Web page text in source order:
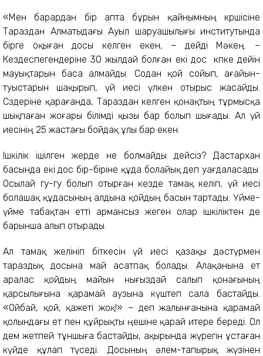
«Мен барардан бір апта бұрын қайнымның көршісіне
Тараздан Алматыдағы Ауыл шаруашылығы институтында
бірге оқыған досы келген екен, – дейді Мәкең. –
Кездеспегендеріне 30 жылдай болған екі дос көпке дейін
мауықтарын баса алмайды. Содан қой сойып, ағайын-
туыстарын шақырып, үй иесі үлкен отырыс жасайды.
Сөздеріне қарағанда, Тараздан келген қонақтың тұрмысқа
шықпаған жоғары білімді қызы бар болып шығады. Ал үй
иесінің 25 жастағы бойдақ ұлы бар екен.
Ішкілік ішілген жерде не болмайды дейсіз? Дастархан
басында екі дос бір-біріне құда болайық деп уағдаласады.
Осылай гу-гу болып отырған кезде тамақ келіп, үй иесі
болашақ құдасының алдына қойдың басын тартады. Үйме-
үйме табақтан етті армансыз жеген олар ішкіліктен де
барынша алып отырады.
Ал тамақ желініп біткесін үй иесі қазақы дәстүр­мен
тараздық досына май асатпақ болады. Алақанына ет
аралас қойдың майын нығыздай салып қонағының
қарсылығына қарамай аузына күштеп сала бастайды.
«Ойбай, қой, қажеті жоқ!» – деп жалынғанына қарамай
қолындағы ет пен құйрықты өңешіне қарай итере береді. Ол
дем жетпей тұншыға бастайды, ақырында жүрегін ұстаған
күйде құлап түседі. Досының әлем-тапырық жүзінен